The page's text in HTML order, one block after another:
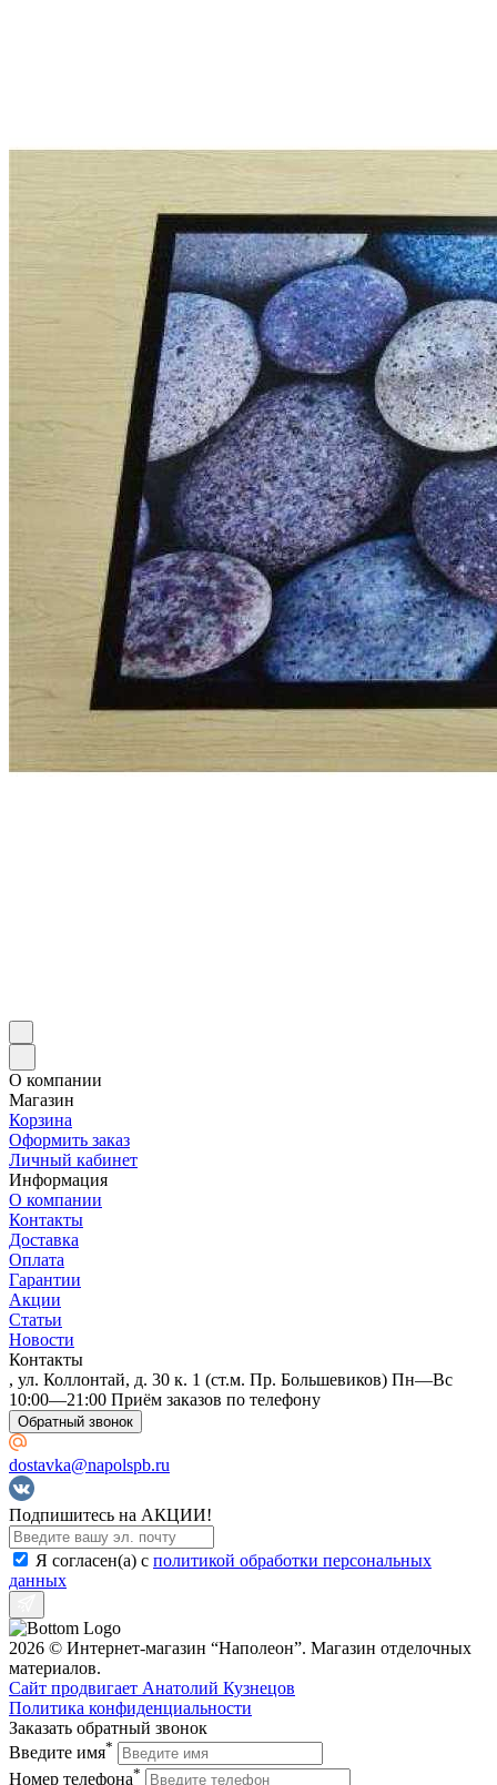
О компании
Магазин
Корзина
Оформить заказ
Личный кабинет
Информация
О компании
Контакты
Доставка
Оплата
Гарантии
Акции
Статьи
Новости
Контакты
, ул. Коллонтай, д. 30 к. 1 (ст.м. Пр. Большевиков) Пн—Вс
10:00—21:00 Приём заказов по телефону
Обратный звонок
dostavka@napolspb.ru
Подпишитесь на АКЦИИ!
Я согласен(a) с политикой обработки персональных
данных
2026 © Интернет-магазин “Наполеон”. Магазин отделочных
материалов.
Сайт продвигает Анатолий Кузнецов
Политика конфиденциальности
Заказать обратный звонок
Введите имя*
Номер телефона*